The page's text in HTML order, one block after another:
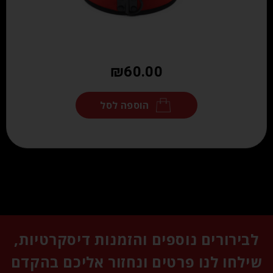
₪60.00
הוספה לסל
לבירורים נוספים והזמנות דיסקרטיות,
שילחו לנו פרטים ונחזור אליכם בהקדם